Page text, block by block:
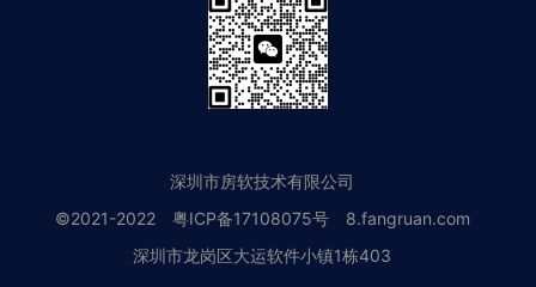
深圳市房软技术有限公司
©2021-2022
粤ICP备17108075号
8.fangruan.com
深圳市龙岗区大运软件小镇1栋403